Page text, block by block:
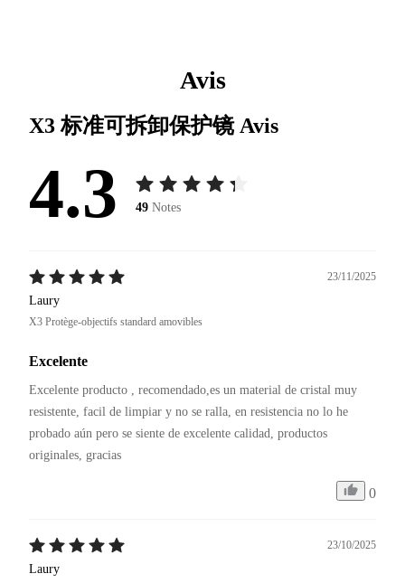
Avis
X3 标准可拆卸保护镜Avis
4.3 49 Notes
23/11/2025
Laury
X3 Protège-objectifs standard amovibles
Excelente
Excelente producto , recomendado,es un material de cristal muy
resistente, facil de limpiar y no se ralla, en resistencia no lo he
probado aún pero se siente de excelente calidad, productos
originales, gracias
0
23/10/2025
Laury